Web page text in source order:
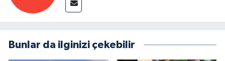
Bunlar da ilginizi çekebilir